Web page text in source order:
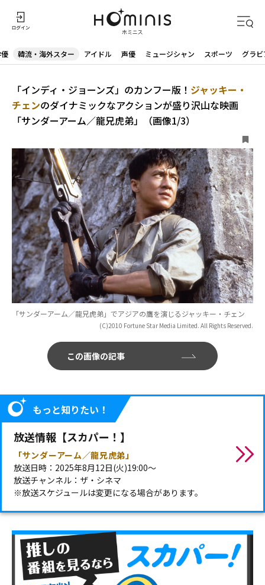
韓流・海外スター アイドル 声優 ミュージシャン スポーツ グラビ
「インディ・ジョーンズ」のカンフー版！ ジャッキー・
チェンのダイナミックなアクションが盛り沢山な映画
「サンダーアーム／龍兄虎弟」（画像1/3）
「サンダーアーム／龍兄虎弟」でアジアの鷹を演じるジャッキー・チェン
(C)2010 Fortune Star Media Limited. All Rights Reserved.
この画像の記事
もっと知りたい！
放送情報【スカパー！】
「サンダーアーム／龍兄虎弟」
放送日時：2025年8月12日(火)19:00～
放送チャンネル：ザ・シネマ
※放送スケジュールは変更になる場合があります。